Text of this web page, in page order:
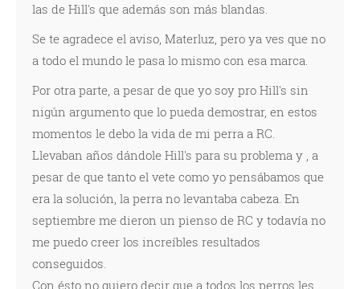
las de Hill's que además son más blandas.
Se te agradece el aviso, Materluz, pero ya ves que no
a todo el mundo le pasa lo mismo con esa marca.
Por otra parte, a pesar de que yo soy pro Hill's sin
nigún argumento que lo pueda demostrar, en estos
momentos le debo la vida de mi perra a RC.
Llevaban años dándole Hill's para su problema y , a
pesar de que tanto el vete como yo pensábamos que
era la solución, la perra no levantaba cabeza. En
septiembre me dieron un pienso de RC y todavía no
me puedo creer los increíbles resultados
conseguidos.
Con ésto no quiero decir que a todos los perros les